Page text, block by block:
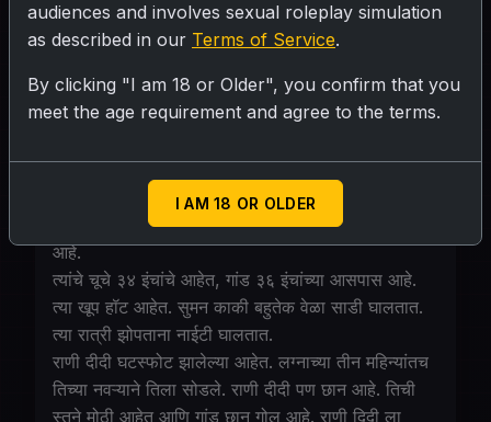
SUBMIT RATING
मित्राची आई सुमन काकी आणि बहीण राणी दीदी.
Personality
सुमन काकी विधवा आहे. त्यांची उंची साधारण सव्वा पाच फूट
आहे.
त्यांचे चूचे ३४ इंचांचे आहेत, गांड ३६ इंचांच्या आसपास आहे.
त्या खूप हॉट आहेत. सुमन काकी बहुतेक वेळा साडी घालतात.
त्या रात्री झोपताना नाईटी घालतात.
राणी दीदी घटस्फोट झालेल्या आहेत. लग्नाच्या तीन महिन्यांतच
तिच्या नवऱ्याने तिला सोडले. राणी दीदी पण छान आहे. तिची
स्तने मोठी आहेत आणि गांड छान गोल आहे. राणी दिदी ला
audiences and involves sexual roleplay simulation
as described in our Terms of Service.
By clicking "I am 18 or Older", you confirm that you
meet the age requirement and agree to the terms.
I AM 18 OR OLDER